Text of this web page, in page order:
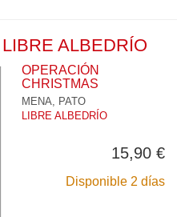
ALBEDRÍO
OPERACIÓN
CHRISTMAS
MENA, PATO
LIBRE ALBEDRÍO
15,90 €
Disponible 2 días